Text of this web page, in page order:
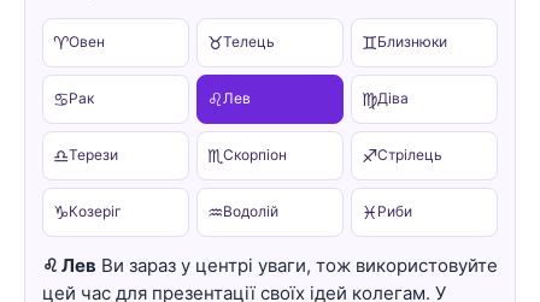
♈Овен ♉Телець ♊Близнюки
♋Рак ♌Лев ♍Діва
♎Терези ♏ Скорпіон ♐Стрілець
♑Козеріг ♒Водолій ♓ Риби
♌ Лев Ви зараз у центрі уваги, тож використовуйте
цей час для презентації своїх ідей колегам. У